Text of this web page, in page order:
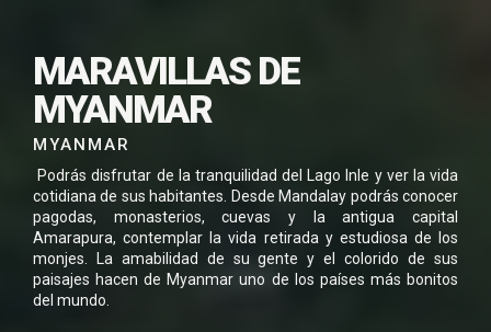
MARAVILLAS DE
MYANMAR
MYANMAR
Podrás disfrutar de la tranquilidad del Lago Inle y ver la vida
cotidiana de sus habitantes. Desde Mandalay podrás conocer
pagodas, monasterios, cuevas y la antigua capital
Amarapura, contemplar la vida retirada y estudiosa de los
monjes. La amabilidad de su gente y el colorido de sus
paisajes hacen de Myanmar uno de los países más bonitos
del mundo.
DESCARGAR ESTE
VIAJE EN PDF
He leído y acepto laPolítica de Privacidad
*